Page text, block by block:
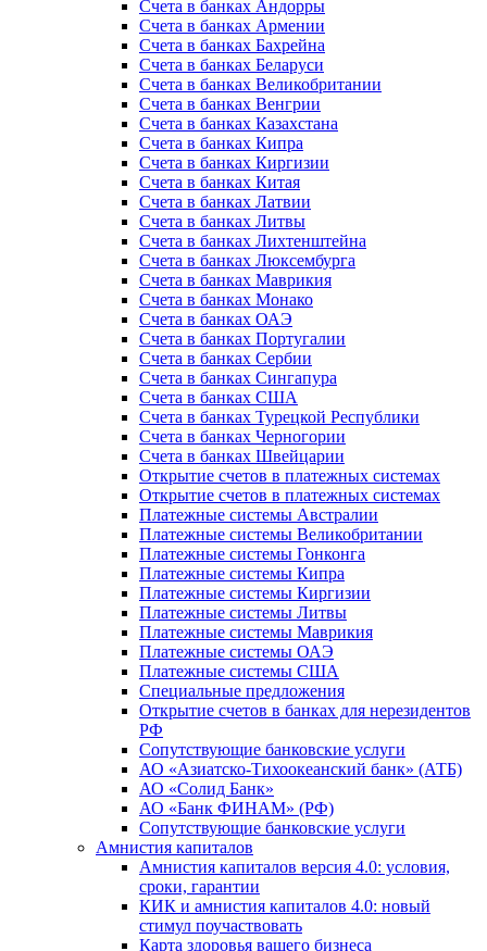
Счета в банках Андорры
Счета в банках Армении
Счета в банках Бахрейна
Счета в банках Беларуси
Счета в банках Великобритании
Счета в банках Венгрии
Счета в банках Казахстана
Счета в банках Кипра
Счета в банках Киргизии
Счета в банках Китая
Счета в банках Латвии
Счета в банках Литвы
Счета в банках Лихтенштейна
Счета в банках Люксембурга
Счета в банках Маврикия
Счета в банках Монако
Счета в банках ОАЭ
Счета в банках Португалии
Счета в банках Сербии
Счета в банках Сингапура
Счета в банках США
Счета в банках Турецкой Республики
Счета в банках Черногории
Счета в банках Швейцарии
Открытие счетов в платежных системах
Открытие счетов в платежных системах
Платежные системы Австралии
Платежные системы Великобритании
Платежные системы Гонконга
Платежные системы Кипра
Платежные системы Киргизии
Платежные системы Литвы
Платежные системы Маврикия
Платежные системы ОАЭ
Платежные системы США
Специальные предложения
Открытие счетов в банках для нерезидентов
РФ
Сопутствующие банковские услуги
АО «Азиатско-Тихоокеанский банк» (АТБ)
АО «Солид Банк»
АО «Банк ФИНАМ» (РФ)
Сопутствующие банковские услуги
Амнистия капиталов
Амнистия капиталов версия 4.0: условия,
сроки, гарантии
КИК и амнистия капиталов 4.0: новый
стимул поучаствовать
Карта здоровья вашего бизнеса